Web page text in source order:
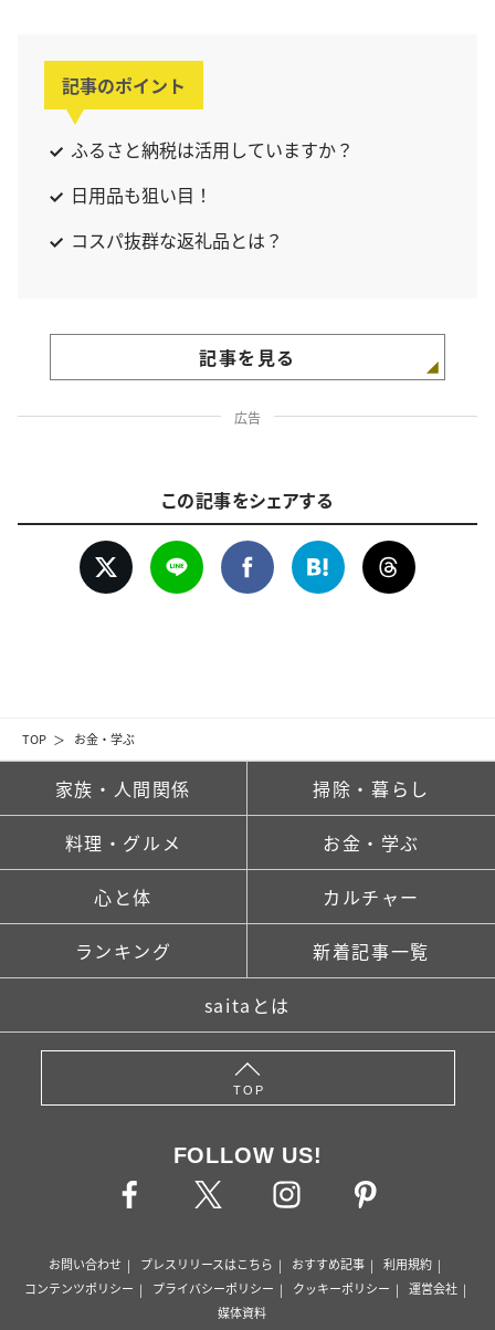
TOP お金・学ぶ
記事のポイント
ふるさと納税は活用していますか？
日用品も狙い目！
コスパ抜群な返礼品とは？
記事を見る
広告
この記事をシェアする
家族・人間関係 掃除・暮らし
料理・グルメ お金・学ぶ
心と体 カルチャー
ランキング 新着記事一覧
saitaとは
TOP
FOLLOW US!
お問い合わせ プレスリリースはこちら おすすめ記事
利用規約
コンテンツポリシー
プライバシーポリシー クッキーポリシー
運営会社
媒体資料